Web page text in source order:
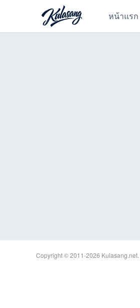
หน้าแรก
Copyright © 2011-2026 Kulasang.net.